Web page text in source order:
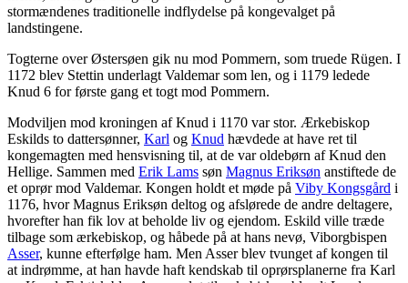
stormændenes traditionelle indflydelse på kongevalget på
landstingene.
Togterne over Østersøen gik nu mod Pommern, som truede Rügen. I
1172 blev Stettin underlagt Valdemar som len, og i 1179 ledede
Knud 6 for første gang et togt mod Pommern.
Modviljen mod kroningen af Knud i 1170 var stor. Ærkebiskop
Eskilds to dattersønner, Karl og Knud hævdede at have ret til
kongemagten med hensvisning til, at de var oldebørn af Knud den
Hellige. Sammen med Erik Lams søn Magnus Eriksøn anstiftede de
et oprør mod Valdemar. Kongen holdt et møde på Viby Kongsgård i
1176, hvor Magnus Eriksøn deltog og afslørede de andre deltagere,
hvorefter han fik lov at beholde liv og ejendom. Eskild ville træde
tilbage som ærkebiskop, og håbede på at hans nevø, Viborgbispen
Asser, kunne efterfølge ham. Men Asser blev tvunget af kongen til
at indrømme, at han havde haft kendskab til oprørsplanerne fra Karl